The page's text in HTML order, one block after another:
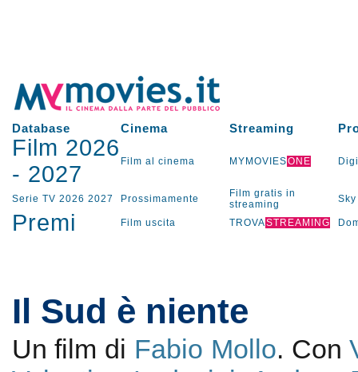
Database Cinema Streaming
Film 2026
- 2027 Film al cinema MYMOVIESONE
Serie TV 2026 2027 Prossimamente
Film gratis in
streaming
Sky
Premi Film uscita TROVASTREAMING
Il Sud è niente
Un film di Fabio Mollo. Con